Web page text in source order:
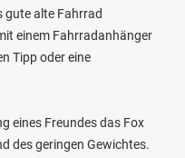
gute alte Fahrrad
einem Fahrradanhänger
Tipp oder eine
eines Freundes das Fox
des geringen Gewichtes.